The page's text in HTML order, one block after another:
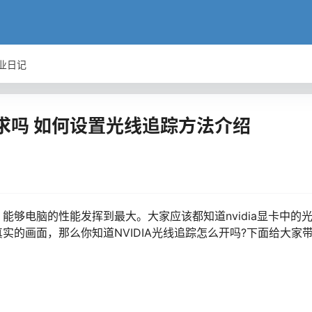
日记
吗 如何设置光线追踪方法介绍
够电脑的性能发挥到最大。大家应该都知道nvidia显卡中的
的画面，那么你知道NVIDIA光线追踪怎么开吗?下面给大家